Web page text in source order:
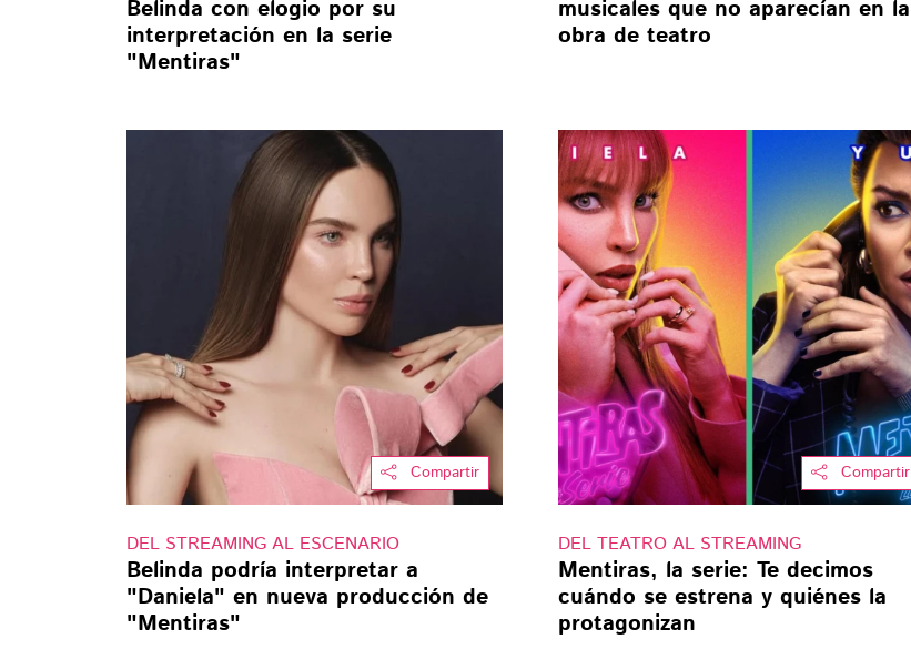
Belinda con elogio por su
interpretación en la serie
"Mentiras"
musicales que no aparecían en la
obra de teatro
Compartir
DEL STREAMING AL ESCENARIO
Belinda podría interpretar a
"Daniela" en nueva producción de
"Mentiras"
Compartir
DEL TEATRO AL STREAMING
Mentiras, la serie: Te decimos
cuándo se estrena y quiénes la
protagonizan